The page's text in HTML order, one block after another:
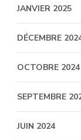
JANVIER 2025
DÉCEMBRE
OCTOBRE 2024
SEPTEMBRE
JUIN 2024